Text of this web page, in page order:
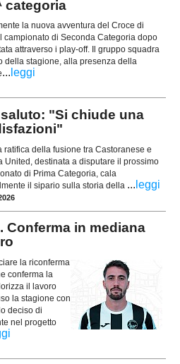
categoria
la nuova avventura del Croce di
campionato di Seconda Categoria dopo
attraverso i play-off. Il gruppo squadra
della stagione, alla presenza della
... leggi
saluto: "Si chiude una
ratifica della fusione tra Castoranese e
United, destinata a disputare il prossimo
di Prima Categoria, cala
il sipario sulla storia della ... leggi
Conferma in mediana
la riconferma
conferma la
il lavoro
la stagione con
deciso di
nel progetto